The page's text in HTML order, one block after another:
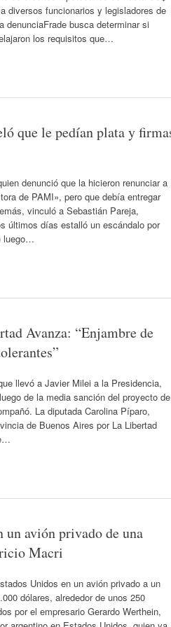
diversos funcionarios y legisladores de
denunciaFrade busca determinar si
los requisitos que…
que le pedían plata y
denunció que la hicieron renunciar a
de PAMI», pero que debía entregar
vinculó a Sebastián Pareja,
últimos días estalló un escándalo por
luego…
Avanza: “Enjambre de
llevó a Javier Milei a la Presidencia,
de la media sanción del proyecto de
La diputada Carolina Píparo,
de Buenos Aires por La Libertad
avión privado de una
Macri
Unidos en un avión privado a un
dólares, alrededor de unos 250
por el empresario Gerardo Werthein,